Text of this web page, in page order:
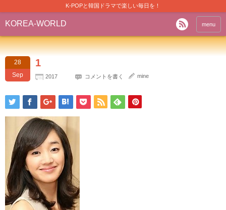
K-POPと韓国ドラマで楽しい毎日を！
KOREA-WORLD menu
28
Sep
1
2017 コメントを書く mine